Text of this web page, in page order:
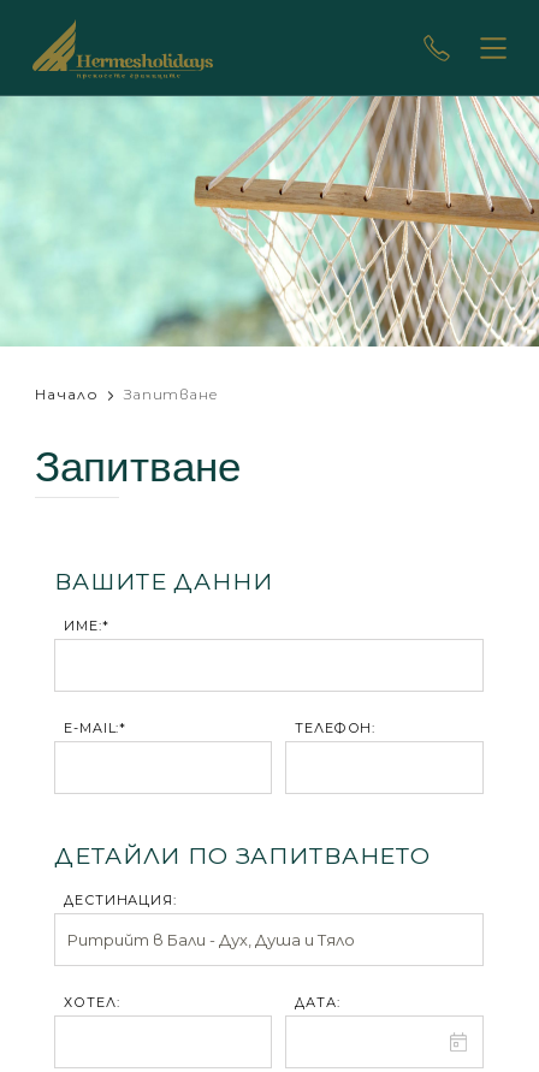
Начало Запитване
Запитване
ВАШИТЕ ДАННИ
ИМЕ:*
E-MAIL:* ТЕЛЕФОН:
ДЕТАЙЛИ ПО ЗАПИТВАНЕТО
ДЕСТИНАЦИЯ:
ХОТЕЛ: ДАТА: